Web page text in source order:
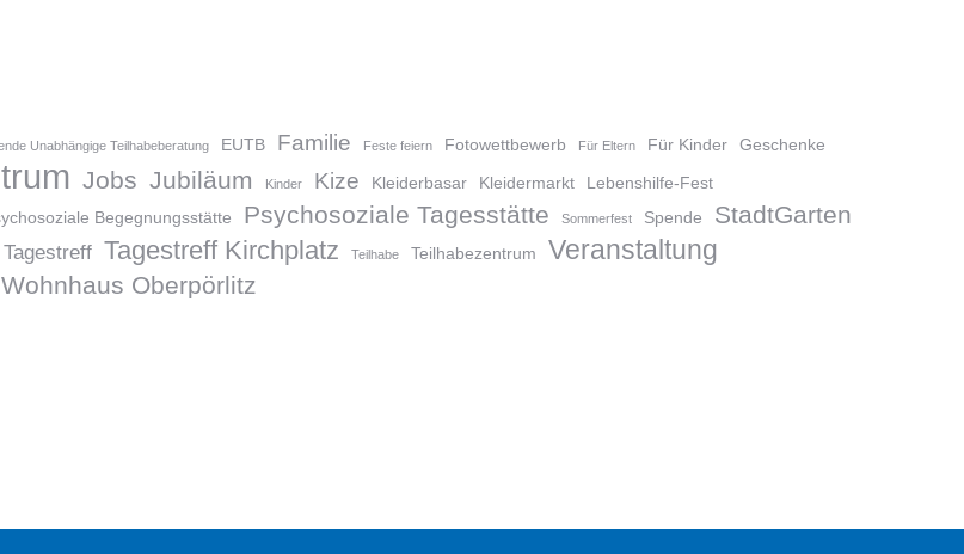
Unabhängige Teilhabeberatung EUTB Familie Feste feiern Fotowettbewerb Für Eltern Für Kinder Geschenke
Jobs Jubiläum Kinder Kize Kleiderbasar Kleidermarkt
Lebenshilfe-Fest
Begegnungsstätte Psychosoziale Tagesstätte Sommerfest Spende StadtGarten
Tagestreff Tagestreff Kirchplatz Teilhabe Teilhabezentrum Veranstaltung
Wohnhaus Oberpörlitz